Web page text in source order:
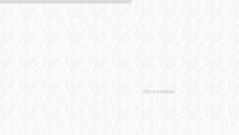
Advertisement